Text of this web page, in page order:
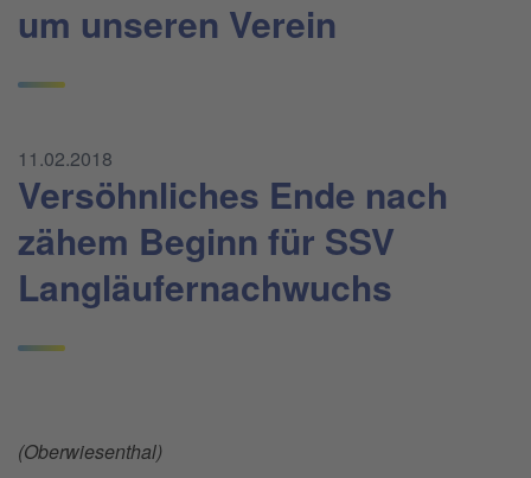
um unseren Verein
Versöhnliches Ende nach
zähem Beginn für SSV
Langläufernachwuchs
11.02.2018
(Oberwiesenthal)